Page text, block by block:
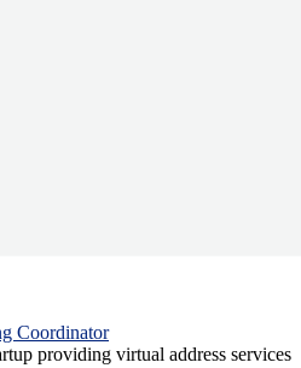
Coordinator
providing virtual address services